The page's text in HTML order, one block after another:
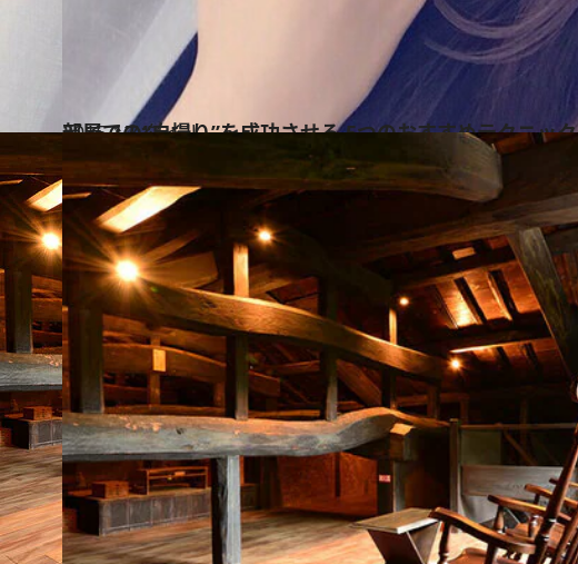
2015.12.13
部屋での“自撮り”を成功させる 5つのおすすめテクニック
ライフスタイル